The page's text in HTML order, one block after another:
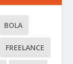
BOLA
FREELANCE